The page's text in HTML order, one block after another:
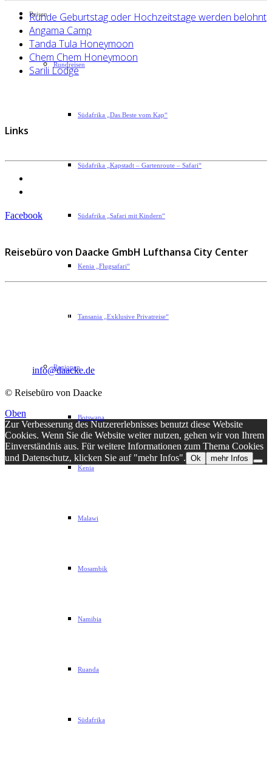
Reisen
Rundreisen
Südafrika „Das Beste vom Kap“
Südafrika „Kapstadt – Gartenroute – Safari“
Südafrika „Safari mit Kindern“
Kenia „Flugsafari“
Tansania „Exklusive Privatreise“
Regionen
Botswana
Kenia
Malawi
Mosambik
Namibia
Ruanda
Südafrika
Runde Geburtstag oder Hochzeitstage werden belohnt
Angama Camp
Tanda Tula Honeymoon
Chem Chem Honeymoon
Sarili Lodge
Links
Facebook
Reisebüro von Daacke GmbH Lufthansa City Center
D-22609 Hamburg
info@daacke.de
© Reisebüro von Daacke
Oben
Zur Verbesserung des Nutzererlebnisses benutzt diese Website
Cookies. Wenn Sie die Website weiter nutzen, gehen wir von Ihrem
Einverständnis aus. Für weitere Informationen zum Thema Cookies
und Datenschutz, klicken Sie auf "mehr Infos". Ok mehr Infos